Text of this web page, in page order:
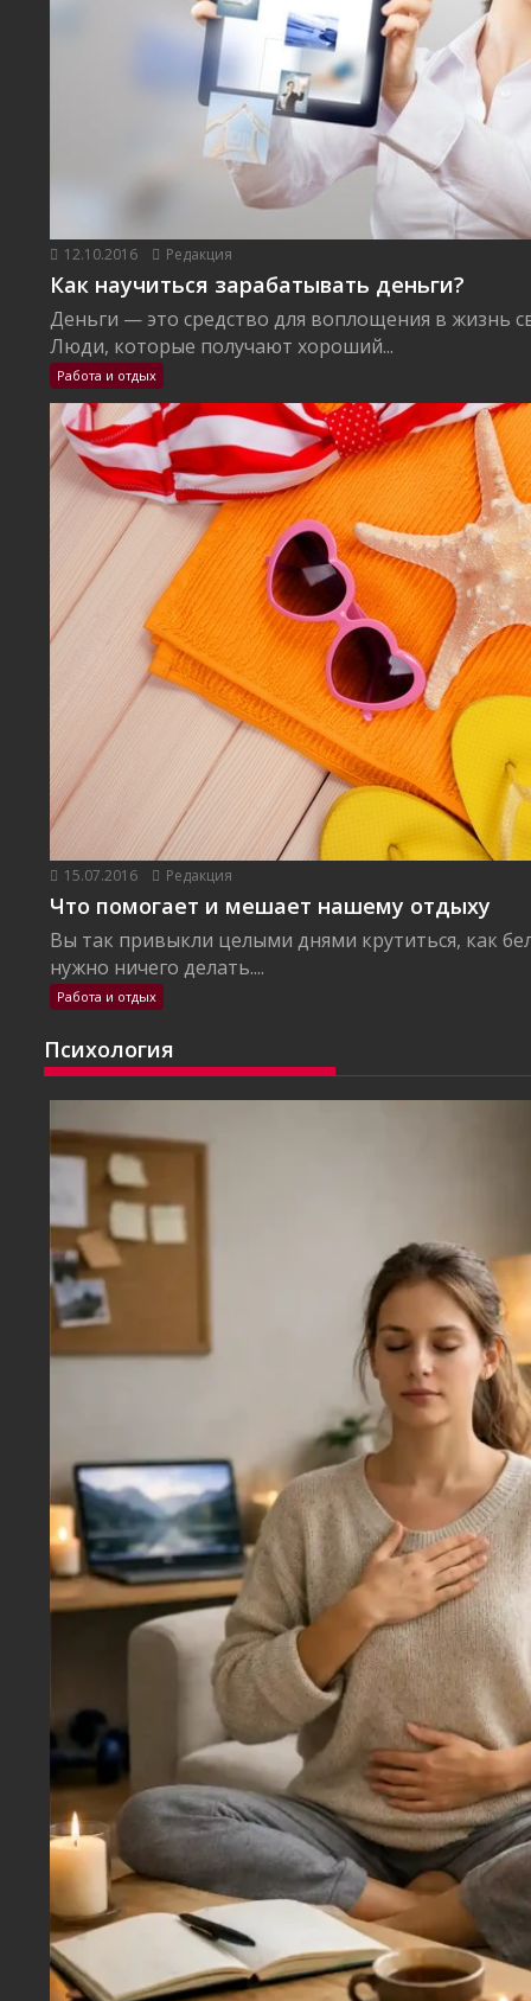
12.10.2016 Редакция
Как научиться зарабатывать деньги?
Деньги — это средство для воплощения в жизнь
Люди, которые получают хороший...
Работа и отдых
15.07.2016 Редакция
Что помогает и мешает нашему отдыху
Вы так привыкли целыми днями крутиться, как
нужно ничего делать....
Работа и отдых
Психология